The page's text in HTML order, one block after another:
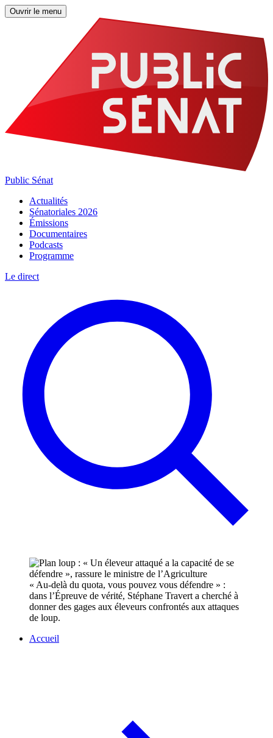
Ouvrir le menu
Public Sénat
Actualités
Sénatoriales 2026
Émissions
Documentaires
Podcasts
Programme
Le direct
« Au-delà du quota, vous pouvez vous défendre » :
dans l’Épreuve de vérité, Stéphane Travert a cherché à
donner des gages aux éleveurs confrontés aux attaques
de loup.
Accueil